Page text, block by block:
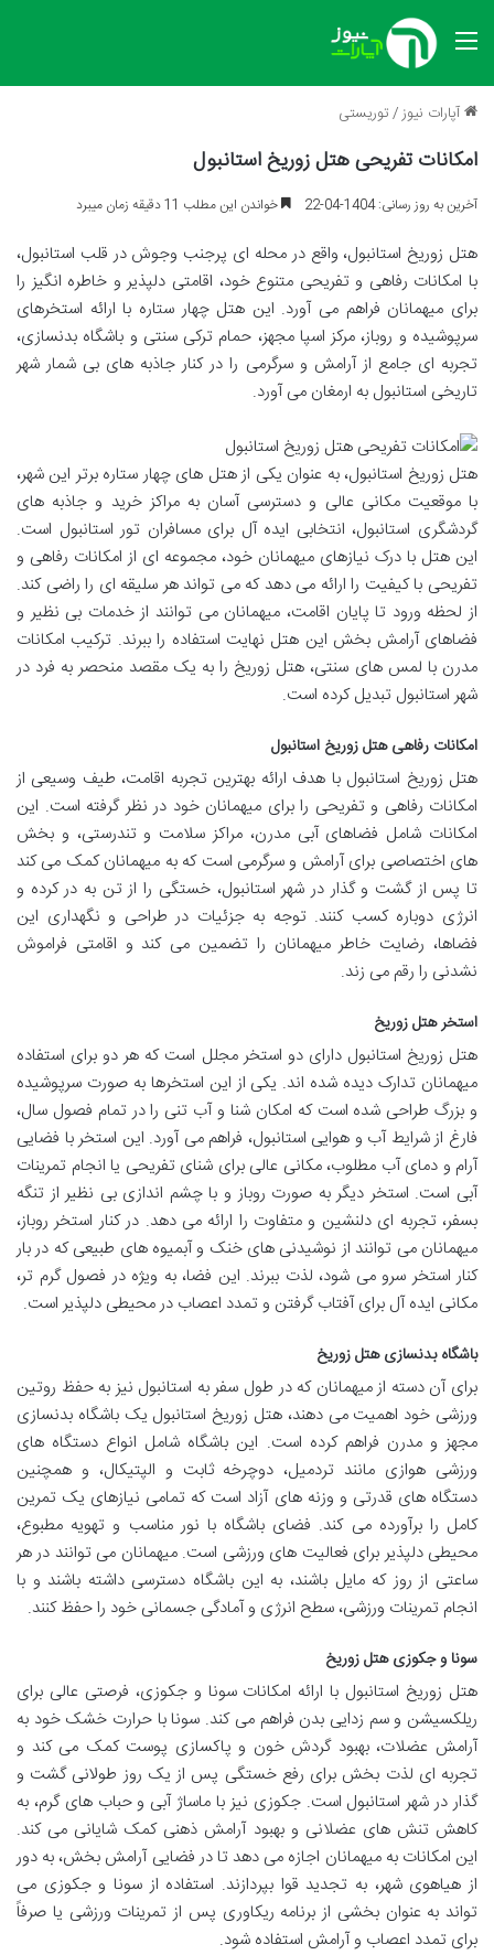
منو
آپارات نیوز/توریستی
امکانات تفریحی هتل زوریخ استانبول
آخرین به روز رسانی: 1404-04-22 خواندن این مطلب 11 دقیقه زمان میبرد
هتل زوریخ استانبول، واقع در محله ای پرجنب وجوش در قلب استانبول،
با امکانات رفاهی و تفریحی متنوع خود، اقامتی دلپذیر و خاطره انگیز را
برای میهمانان فراهم می آورد. این هتل چهار ستاره با ارائه استخرهای
سرپوشیده و روباز، مرکز اسپا مجهز، حمام ترکی سنتی و باشگاه بدنسازی،
تجربه ای جامع از آرامش و سرگرمی را در کنار جاذبه های بی شمار شهر
تاریخی استانبول به ارمغان می آورد.
هتل زوریخ استانبول، به عنوان یکی از هتل های چهار ستاره برتر این شهر،
با موقعیت مکانی عالی و دسترسی آسان به مراکز خرید و جاذبه های
گردشگری استانبول، انتخابی ایده آل برای مسافران تور استانبول است.
این هتل با درک نیازهای میهمانان خود، مجموعه ای از امکانات رفاهی و
تفریحی با کیفیت را ارائه می دهد که می تواند هر سلیقه ای را راضی کند.
از لحظه ورود تا پایان اقامت، میهمانان می توانند از خدمات بی نظیر و
فضاهای آرامش بخش این هتل نهایت استفاده را ببرند. ترکیب امکانات
مدرن با لمس های سنتی، هتل زوریخ را به یک مقصد منحصر به فرد در
شهر استانبول تبدیل کرده است.
امکانات رفاهی هتل زوریخ استانبول
هتل زوریخ استانبول با هدف ارائه بهترین تجربه اقامت، طیف وسیعی از
امکانات رفاهی و تفریحی را برای میهمانان خود در نظر گرفته است. این
امکانات شامل فضاهای آبی مدرن، مراکز سلامت و تندرستی، و بخش
های اختصاصی برای آرامش و سرگرمی است که به میهمانان کمک می کند
تا پس از گشت و گذار در شهر استانبول، خستگی را از تن به در کرده و
انرژی دوباره کسب کنند. توجه به جزئیات در طراحی و نگهداری این
فضاها، رضایت خاطر میهمانان را تضمین می کند و اقامتی فراموش
نشدنی را رقم می زند.
استخر هتل زوریخ
هتل زوریخ استانبول دارای دو استخر مجلل است که هر دو برای استفاده
میهمانان تدارک دیده شده اند. یکی از این استخرها به صورت سرپوشیده
و بزرگ طراحی شده است که امکان شنا و آب تنی را در تمام فصول سال،
فارغ از شرایط آب و هوایی استانبول، فراهم می آورد. این استخر با فضایی
آرام و دمای آب مطلوب، مکانی عالی برای شنای تفریحی یا انجام تمرینات
آبی است. استخر دیگر به صورت روباز و با چشم اندازی بی نظیر از تنگه
بسفر، تجربه ای دلنشین و متفاوت را ارائه می دهد. در کنار استخر روباز،
میهمانان می توانند از نوشیدنی های خنک و آبمیوه های طبیعی که در بار
کنار استخر سرو می شود، لذت ببرند. این فضا، به ویژه در فصول گرم تر،
مکانی ایده آل برای آفتاب گرفتن و تمدد اعصاب در محیطی دلپذیر است.
باشگاه بدنسازی هتل زوریخ
برای آن دسته از میهمانان که در طول سفر به استانبول نیز به حفظ روتین
ورزشی خود اهمیت می دهند، هتل زوریخ استانبول یک باشگاه بدنسازی
مجهز و مدرن فراهم کرده است. این باشگاه شامل انواع دستگاه های
ورزشی هوازی مانند تردمیل، دوچرخه ثابت و الپتیکال، و همچنین
دستگاه های قدرتی و وزنه های آزاد است که تمامی نیازهای یک تمرین
کامل را برآورده می کند. فضای باشگاه با نور مناسب و تهویه مطبوع،
محیطی دلپذیر برای فعالیت های ورزشی است. میهمانان می توانند در هر
ساعتی از روز که مایل باشند، به این باشگاه دسترسی داشته باشند و با
انجام تمرینات ورزشی، سطح انرژی و آمادگی جسمانی خود را حفظ کنند.
سونا و جکوزی هتل زوریخ
هتل زوریخ استانبول با ارائه امکانات سونا و جکوزی، فرصتی عالی برای
ریلکسیشن و سم زدایی بدن فراهم می کند. سونا با حرارت خشک خود به
آرامش عضلات، بهبود گردش خون و پاکسازی پوست کمک می کند و
تجربه ای لذت بخش برای رفع خستگی پس از یک روز طولانی گشت و
گذار در شهر استانبول است. جکوزی نیز با ماساژ آبی و حباب های گرم، به
کاهش تنش های عضلانی و بهبود آرامش ذهنی کمک شایانی می کند.
این امکانات به میهمانان اجازه می دهد تا در فضایی آرامش بخش، به دور
از هیاهوی شهر، به تجدید قوا بپردازند. استفاده از سونا و جکوزی می
تواند به عنوان بخشی از برنامه ریکاوری پس از تمرینات ورزشی یا صرفاً
برای تمدد اعصاب و آرامش استفاده شود.